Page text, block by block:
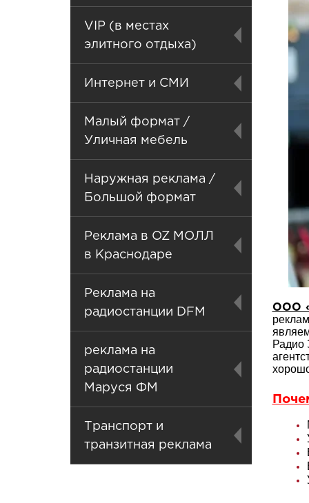
VIP (в местах
элитного отдыха)
Интернет и СМИ
Малый формат /
Уличная мебель
Наружная реклама /
Большой формат
Реклама в OZ МОЛЛ
в Краснодаре
Реклама на
радиостанции DFM
реклама на
радиостанции
Маруся ФМ
Транспорт и
транзитная реклама
ООО
Радио